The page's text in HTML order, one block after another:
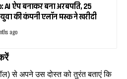
AI ऐप बनाकर बना अरबपति, 25
युवा की कंपनी एलॉन मस्क ने खरीदी
ago
से अपने उस दोस्त को तुरंत बताएं कि